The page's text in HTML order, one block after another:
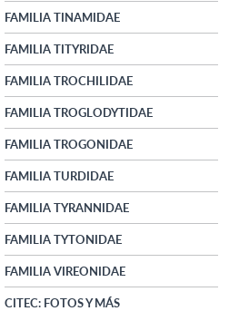
FAMILIA TINAMIDAE
FAMILIA TITYRIDAE
FAMILIA TROCHILIDAE
FAMILIA TROGLODYTIDAE
FAMILIA TROGONIDAE
FAMILIA TURDIDAE
FAMILIA TYRANNIDAE
FAMILIA TYTONIDAE
FAMILIA VIREONIDAE
CITEC: FOTOS Y MÁS